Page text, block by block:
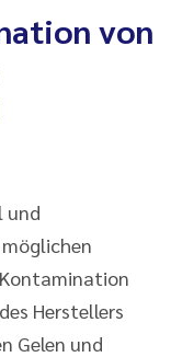
von
und
Herstellers
Gelen und